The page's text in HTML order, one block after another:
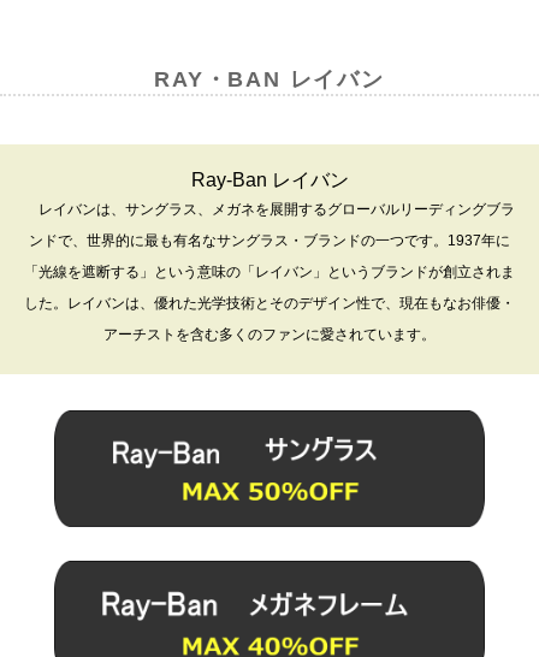
RAY・BAN レイバン
Ray-Ban レイバン
レイバンは、サングラス、メガネを展開するグローバルリーディングブラ
ンドで、世界的に最も有名なサングラス・ブランドの一つです。1937年に
「光線を遮断する」という意味の「レイバン」というブランドが創立されま
した。レイバンは、優れた光学技術とそのデザイン性で、現在もなお俳優・
アーチストを含む多くのファンに愛されています。